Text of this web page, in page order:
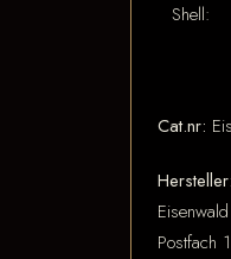
Shell:
Cat.nr:
Hersteller:
Eisenwald
Postfach